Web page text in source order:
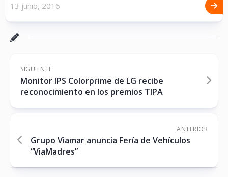
13 junio, 2016
SIGUIENTE
Monitor IPS Colorprime de LG recibe
reconocimiento en los premios TIPA
ANTERIOR
Grupo Viamar anuncia Fería de Vehículos
“ViaMadres”